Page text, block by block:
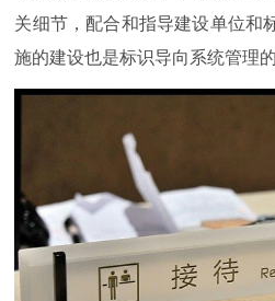
关细节，配合和指导建设单位和
施的建设也是标识导向系统管理的